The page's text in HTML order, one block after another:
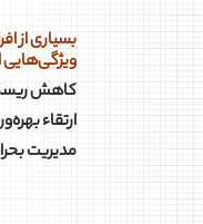
بسیاری از
کاهش ریسک
ارتقاء
مدیریت